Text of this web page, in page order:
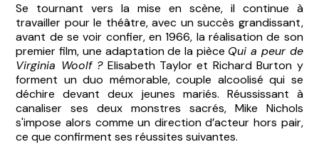
Se tournant vers la mise en scène, il continue à
travailler pour le théâtre, avec un succès grandissant,
avant de se voir confier, en 1966, la réalisation de son
premier film, une adaptation de la pièce Qui a peur de
Virginia Woolf ?Elisabeth Taylor et Richard Burton y
forment un duo mémorable, couple alcoolisé qui se
déchire devant deux jeunes mariés. Réussissant à
canaliser ses deux monstres sacrés, Mike Nichols
s'impose alors comme un direction d’acteur hors pair,
ce que confirment ses réussites suivantes.